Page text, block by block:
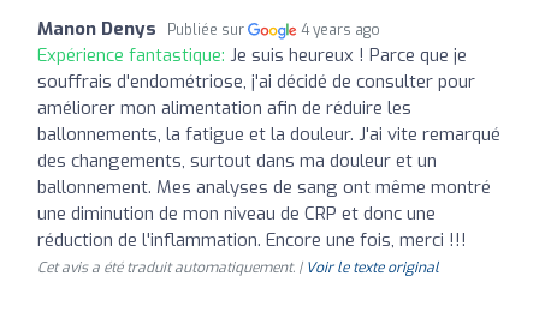
Manon Denys Publiée sur 4 years ago
Expérience fantastique: Je suis heureux ! Parce que je
souffrais d'endométriose, j'ai décidé de consulter pour
améliorer mon alimentation afin de réduire les
ballonnements, la fatigue et la douleur. J'ai vite remarqué
des changements, surtout dans ma douleur et un
ballonnement. Mes analyses de sang ont même montré
une diminution de mon niveau de CRP et donc une
réduction de l'inflammation. Encore une fois, merci !!!
Cet avis a été traduit automatiquement. | Voir le texte original